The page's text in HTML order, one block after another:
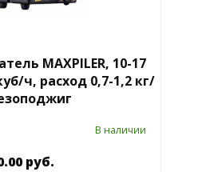
MAXPILER, 10-17
ч, расход 0,7-1,2 кг/
В наличии
руб.